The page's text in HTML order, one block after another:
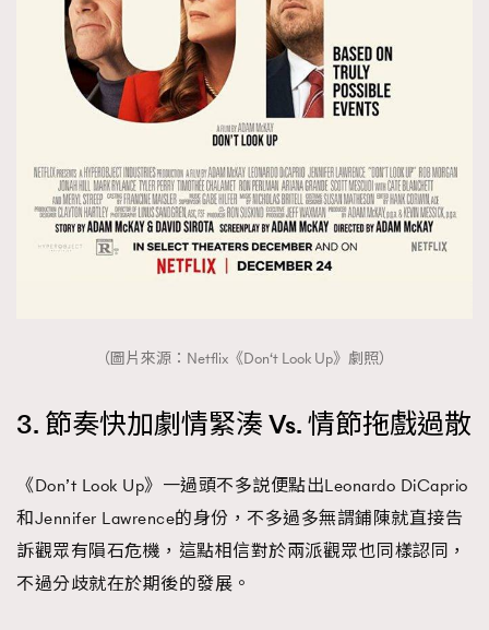
AFrenchMind
DressLikeAParisienne
EmpowerF
FashionWeek FigaroAesthetic
（圖片來源：Netflix《Don‘t Look Up》劇照）
3. 節奏快加劇情緊湊 Vs. 情節拖戲過散
《Don’t Look Up》一過頭不多説便點出Leonardo DiCaprio
和Jennifer Lawrence的身份，不多過多無謂鋪陳就直接告
訴觀眾有隕石危機，這點相信對於兩派觀眾也同樣認同，
不過分歧就在於期後的發展。